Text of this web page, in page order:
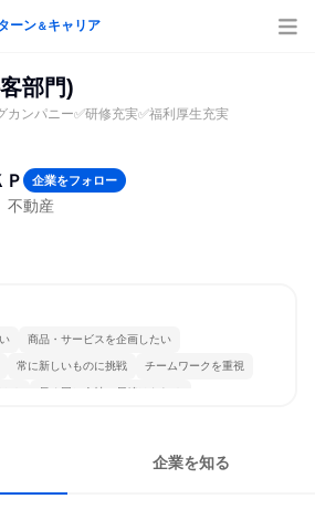
ーン＆キャリア
部門)
カンパニー✅研修充実✅福利厚生充実
企業をフォロー
不動産
商品・サービスを企画したい
常に新しいものに挑戦 チームワークを重視
る 長く同じ会社に居続けられる
企業を知る